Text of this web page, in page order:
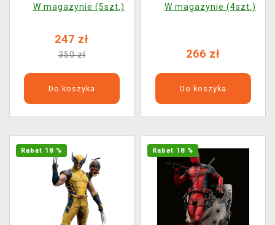
W magazynie (5szt.)
247 zł
350 zł
Do koszyka
W magazynie (4szt.)
266 zł
Do koszyka
Rabat 18 % Rabat 18 %